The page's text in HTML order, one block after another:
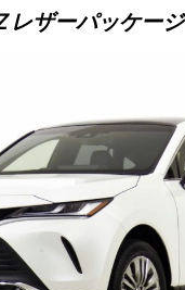
ログ
ーム
レザーパッケージ